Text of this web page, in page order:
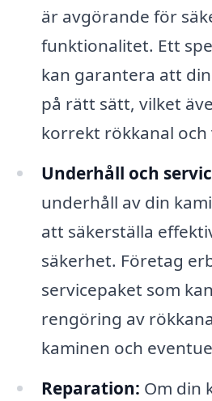
är avgörande för
funktionalitet. Ett
kan garantera att
på rätt sätt, vilket
korrekt rökkanal
Underhåll och
underhåll av din
att säkerställa
säkerhet. Företag
servicepaket som
rengöring av
kaminen och
Reparation: Om din